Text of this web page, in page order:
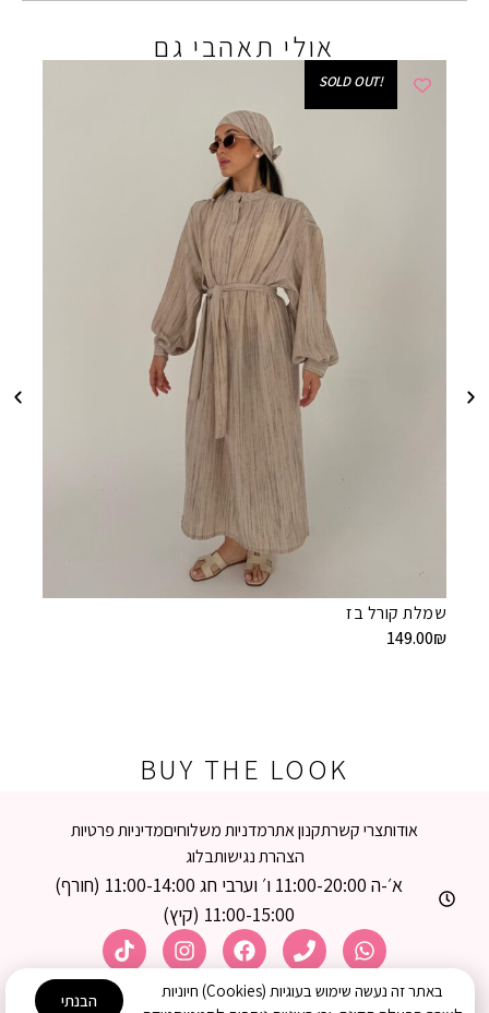
אולי תאהבי גם
!SOLD OUT
שמלת קורל בז
149.00₪
BUY THE LOOK
אודותצרי קשרתקנון אתרמדניות משלוחיםמדיניות פרטיות
הצהרת נגישותבלוג
א׳-ה 11:00-20:00 ו׳ וערבי חג 11:00-14:00 (חורף)
11:00-15:00 (קיץ)
באתר זה נעשה שימוש בעוגיות (Cookies) חיוניות
הבנתי